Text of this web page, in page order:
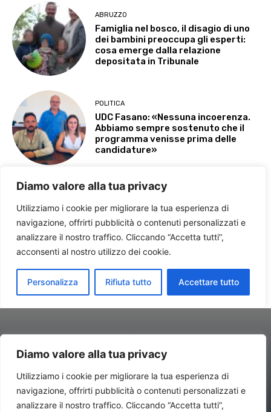
Diamo valore alla tua privacy
Utilizziamo i cookie per migliorare la tua esperienza di
navigazione, offrirti pubblicità o contenuti personalizzati e
analizzare il nostro traffico. Cliccando “Accetta tutti”,
Contatti//Redazione:redazione@newsitalynews.it